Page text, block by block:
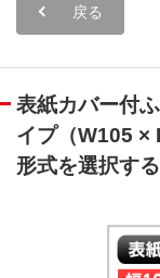
戻る
形式を選択する